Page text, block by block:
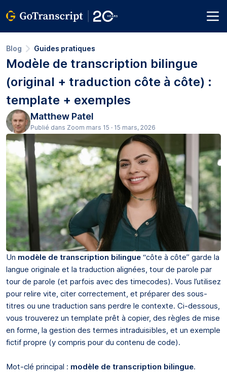
Blog Guides pratiques
Modèle de transcription bilingue
(original + traduction côte à côte) :
template + exemples
Matthew Patel
Publié dans Zoom mars 15 · 15 mars, 2026
Un modèle de transcription bilingue “côte à côte” garde la
langue originale et la traduction alignées, tour de parole par
tour de parole (et parfois avec des timecodes). Vous l’utilisez
pour relire vite, citer correctement, et préparer des sous-
titres ou une traduction sans perdre le contexte. Ci-dessous,
vous trouverez un template prêt à copier, des règles de mise
en forme, la gestion des termes intraduisibles, et un exemple
fictif propre (y compris pour du contenu de code).
Mot-clé principal : modèle de transcription bilingue.